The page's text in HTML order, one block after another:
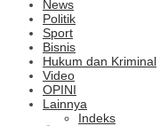
News
Politik
Sport
Bisnis
Hukum dan Kriminal
Video
OPINI
Lainnya
Indeks